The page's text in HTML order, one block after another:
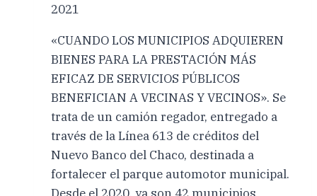
2021
«CUANDO LOS MUNICIPIOS ADQUIEREN
BIENES PARA LA PRESTACIÓN MÁS
EFICAZ DE SERVICIOS PÚBLICOS
BENEFICIAN A VECINAS Y VECINOS». Se
trata de un camión regador, entregado a
través de la Línea 613 de créditos del
Nuevo Banco del Chaco, destinada a
fortalecer el parque automotor municipal.